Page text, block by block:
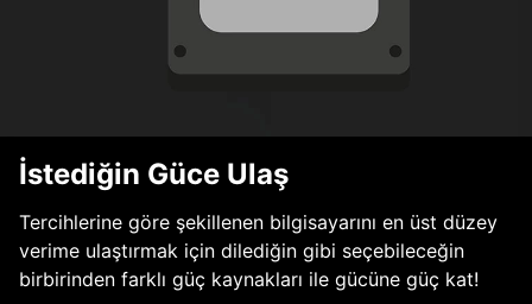
İstediğin Güce Ulaş
Tercihlerine göre şekillenen bilgisayarını en üst düzey
verime ulaştırmak için dilediğin gibi seçebileceğin
birbirinden farklı güç kaynakları ile gücüne güç kat!